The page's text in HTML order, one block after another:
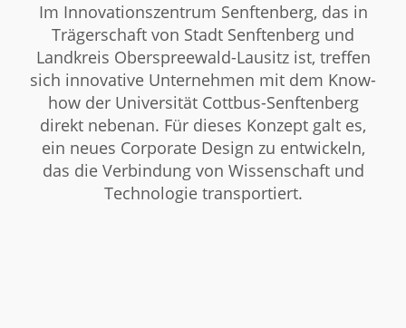
Im Innovationszentrum Senftenberg, das in
Trägerschaft von Stadt Senftenberg und
Landkreis Oberspreewald-Lausitz ist, treffen
sich innovative Unternehmen mit dem Know-
how der Universität Cottbus-Senftenberg
direkt nebenan. Für dieses Konzept galt es,
ein neues Corporate Design zu entwickeln,
das die Verbindung von Wissenschaft und
Technologie transportiert.